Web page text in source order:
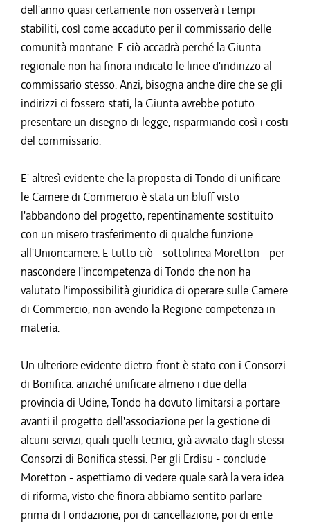
dell'anno quasi certamente non osserverà i tempi
stabiliti, così come accaduto per il commissario delle
comunità montane. E ciò accadrà perché la Giunta
regionale non ha finora indicato le linee d'indirizzo al
commissario stesso. Anzi, bisogna anche dire che se gli
indirizzi ci fossero stati, la Giunta avrebbe potuto
presentare un disegno di legge, risparmiando così i costi
del commissario.
E' altresì evidente che la proposta di Tondo di unificare
le Camere di Commercio è stata un bluff visto
l'abbandono del progetto, repentinamente sostituito
con un misero trasferimento di qualche funzione
all'Unioncamere. E tutto ciò - sottolinea Moretton - per
nascondere l'incompetenza di Tondo che non ha
valutato l'impossibilità giuridica di operare sulle Camere
di Commercio, non avendo la Regione competenza in
materia.
Un ulteriore evidente dietro-front è stato con i Consorzi
di Bonifica: anziché unificare almeno i due della
provincia di Udine, Tondo ha dovuto limitarsi a portare
avanti il progetto dell'associazione per la gestione di
alcuni servizi, quali quelli tecnici, già avviato dagli stessi
Consorzi di Bonifica stessi. Per gli Erdisu - conclude
Moretton - aspettiamo di vedere quale sarà la vera idea
di riforma, visto che finora abbiamo sentito parlare
prima di Fondazione, poi di cancellazione, poi di ente